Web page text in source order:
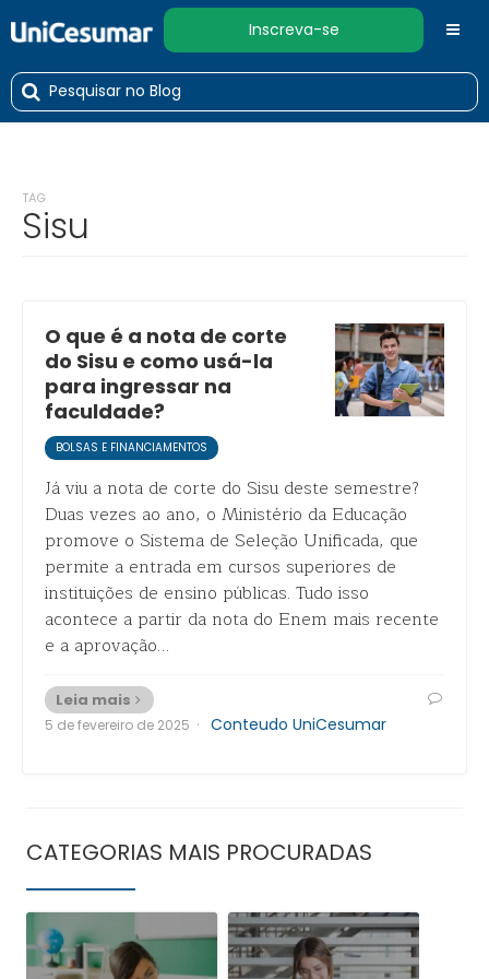
Inscreva-se
TAG
Sisu
O que é a nota de corte
do Sisu e como usá-la
para ingressar na
faculdade?
BOLSAS E FINANCIAMENTOS
Já viu a nota de corte do Sisu deste semestre?
Duas vezes ao ano, o Ministério da Educação
promove o Sistema de Seleção Unificada, que
permite a entrada em cursos superiores de
instituições de ensino públicas. Tudo isso
acontece a partir da nota do Enem mais recente
e a aprovação…
Leia mais
5 de fevereiro de 2025 · Conteudo UniCesumar
CATEGORIAS MAIS PROCURADAS